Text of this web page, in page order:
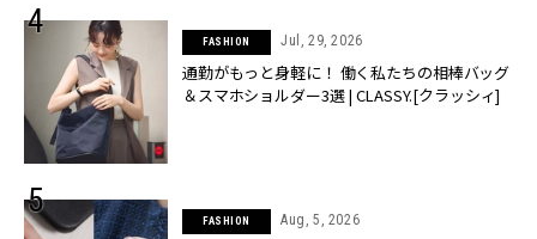
FASHION Jul, 29, 2026
通勤がもっと身軽に！ 働く私たちの相棒バッグ
＆スマホショルダー3選 | CLASSY.[クラッシィ]
FASHION Aug, 5, 2026